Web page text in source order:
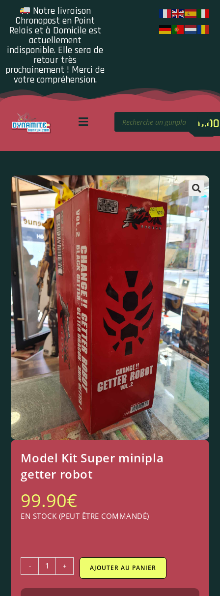
Notre livraison
Chronopost en Point
Relais et à Domicile est
actuellement
indisponible. Elle sera de
retour très
prochainement ! Merci de
votre compréhension.
0.00
Model Kit Super minipla
getter robot
99.90€
EN STOCK (PEUT ÊTRE COMMANDÉ)
- + AJOUTER AU PANIER